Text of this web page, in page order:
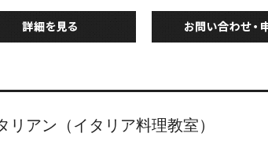
リアン（イタリア料理教室）